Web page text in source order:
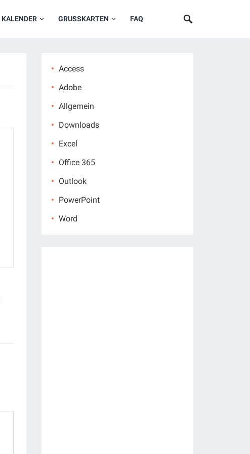
KALENDER GRUSSKARTEN FAQ
Access
Adobe
Allgemein
Downloads
Excel
Office 365
Outlook
PowerPoint
Word